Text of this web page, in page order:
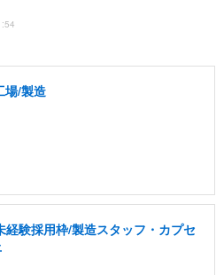
場/製造
経験採用枠/製造スタッフ・カプセ